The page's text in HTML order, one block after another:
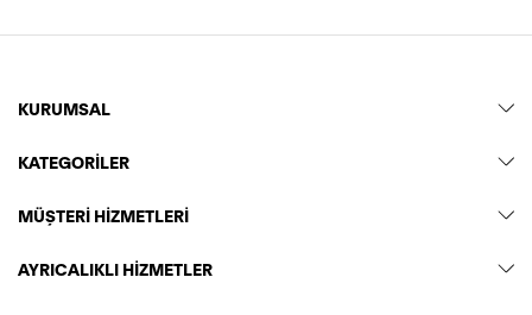
KURUMSAL
KATEGORİLER
MÜŞTERİ HİZMETLERİ
AYRICALIKLI HİZMETLER